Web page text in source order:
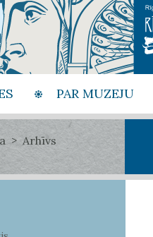
PAR MUZEJU
Arhīvs